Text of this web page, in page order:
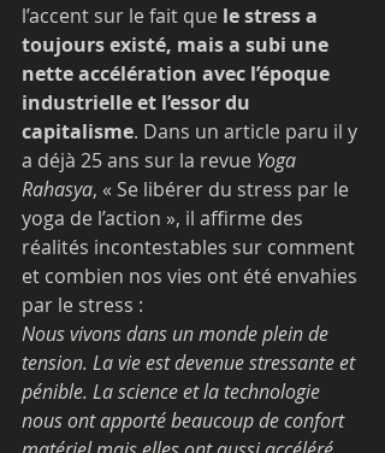
l’accent sur le fait que le stress a
toujours existé, mais a subi une
nette accélération avec l’époque
industrielle et l’essor du
capitalisme. Dans un article paru il y
a déjà 25 ans sur la revue Yoga
Rahasya, « Se libérer du stress par le
yoga de l’action », il affirme des
réalités incontestables sur comment
et combien nos vies ont été envahies
par le stress :
Nous vivons dans un monde plein de
tension. La vie est devenue stressante et
pénible. La science et la technologie
nous ont apporté beaucoup de confort